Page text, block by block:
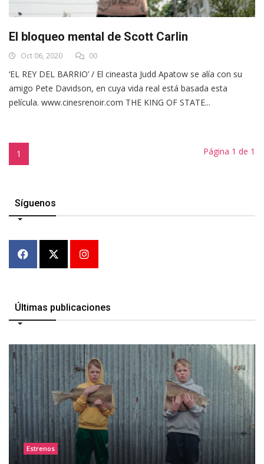
El bloqueo mental de Scott Carlin
Oct 06, 2020 00
‘EL REY DEL BARRIO’ / El cineasta Judd Apatow se alía con su
amigo Pete Davidson, en cuya vida real está basada esta
película. www.cinesrenoir.com THE KING OF STATE...
1 Página 1 de 1
Síguenos
Últimas publicaciones
Estrenos